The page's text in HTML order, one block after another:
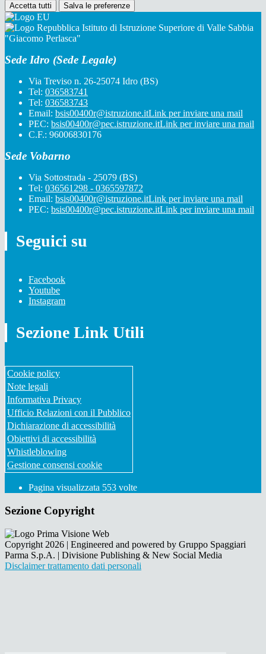
Accetta tutti Salva le preferenze
Istituto di Istruzione Superiore di Valle Sabbia
"Giacomo Perlasca"
Sede Idro (Sede Legale)
Via Treviso n. 26-25074 Idro (BS)
Tel: 036583741
Tel: 036583743
Email: bsis00400r@istruzione.itLink per inviare una mail
PEC: bsis00400r@pec.istruzione.itLink per inviare una mail
C.F.: 96006830176
Sede Vobarno
Via Sottostrada - 25079 (BS)
Tel: 036561298 - 0365597872
Email: bsis00400r@istruzione.itLink per inviare una mail
PEC: bsis00400r@pec.istruzione.itLink per inviare una mail
Seguici su
Facebook
Youtube
Instagram
Sezione Link Utili
Cookie policy
Note legali
Informativa Privacy
Ufficio Relazioni con il Pubblico
Dichiarazione di accessibilità
Obiettivi di accessibilità
Whistleblowing
Gestione consensi cookie
Pagina visualizzata 553 volte
Sezione Copyright
Copyright 2026 | Engineered and powered by Gruppo Spaggiari
Parma S.p.A. | Divisione Publishing & New Social Media
Disclaimer trattamento dati personali